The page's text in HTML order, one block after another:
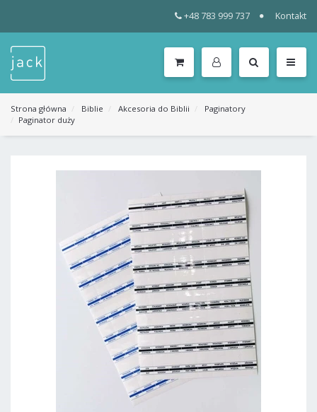
+48 783 999 737 Kontakt
KATEGORIE
MENU
Strona główna Biblie Akcesoria do Biblii
Paginatory
Paginator duży